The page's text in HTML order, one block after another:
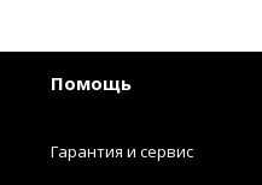
Помощь
Гарантия и сервис